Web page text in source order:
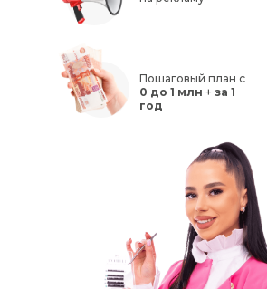
Пошаговый план с
0 до 1 млн + за 1
год